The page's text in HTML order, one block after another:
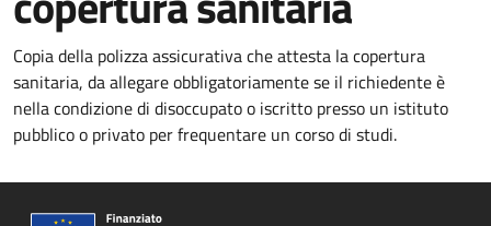
Copia della polizza assicurativa che attesta la copertura
sanitaria, da allegare obbligatoriamente se il richiedente è
nella condizione di disoccupato o iscritto presso un istituto
pubblico o privato per frequentare un corso di studi.